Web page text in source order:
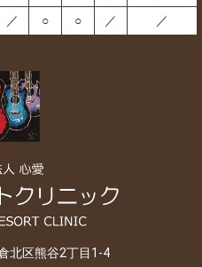
／ ○ ○ ／ ／
北区熊谷2丁目1-4